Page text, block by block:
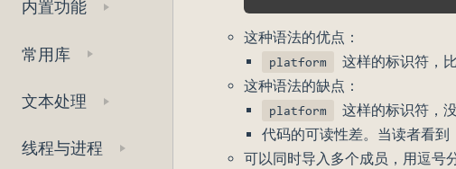
内置功能
常用库
文本处理
线程与进程
这种语法的优点：
platform 这样的标识符，
这种语法的缺点：
platform
这样的标识符，
代码的可读性差。当读者看到
可以同时导入多个成员，用逗号